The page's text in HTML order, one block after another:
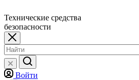
Технические средства
безопасности
Войти